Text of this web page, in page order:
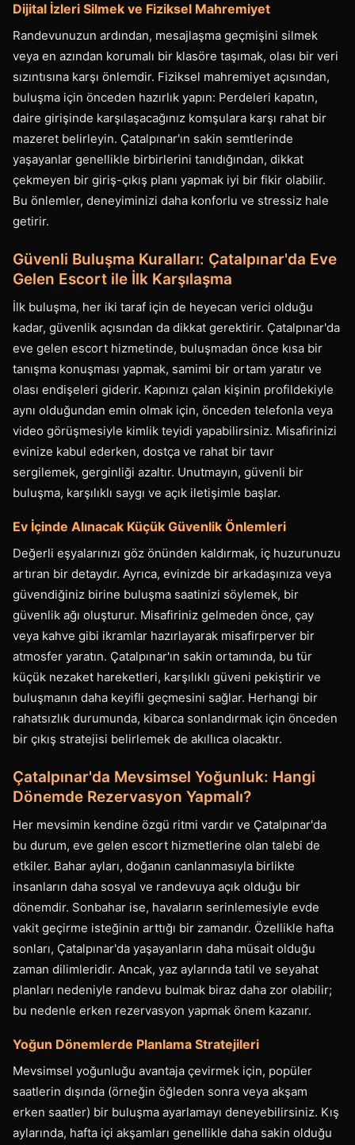
Dijital İzleri Silmek ve Fiziksel Mahremiyet
Randevunuzun ardından, mesajlaşma geçmişini silmek
veya en azından korumalı bir klasöre taşımak, olası bir veri
sızıntısına karşı önlemdir. Fiziksel mahremiyet açısından,
buluşma için önceden hazırlık yapın: Perdeleri kapatın,
daire girişinde karşılaşacağınız komşulara karşı rahat bir
mazeret belirleyin. Çatalpınar'ın sakin semtlerinde
yaşayanlar genellikle birbirlerini tanıdığından, dikkat
çekmeyen bir giriş-çıkış planı yapmak iyi bir fikir olabilir.
Bu önlemler, deneyiminizi daha konforlu ve stressiz hale
getirir.
Güvenli Buluşma Kuralları: Çatalpınar'da Eve
Gelen Escort ile İlk Karşılaşma
İlk buluşma, her iki taraf için de heyecan verici olduğu
kadar, güvenlik açısından da dikkat gerektirir. Çatalpınar'da
eve gelen escort hizmetinde, buluşmadan önce kısa bir
tanışma konuşması yapmak, samimi bir ortam yaratır ve
olası endişeleri giderir. Kapınızı çalan kişinin profildekiyle
aynı olduğundan emin olmak için, önceden telefonla veya
video görüşmesiyle kimlik teyidi yapabilirsiniz. Misafirinizi
evinize kabul ederken, dostça ve rahat bir tavır
sergilemek, gerginliği azaltır. Unutmayın, güvenli bir
buluşma, karşılıklı saygı ve açık iletişimle başlar.
Ev İçinde Alınacak Küçük Güvenlik Önlemleri
Değerli eşyalarınızı göz önünden kaldırmak, iç huzurunuzu
artıran bir detaydır. Ayrıca, evinizde bir arkadaşınıza veya
güvendiğiniz birine buluşma saatinizi söylemek, bir
güvenlik ağı oluşturur. Misafiriniz gelmeden önce, çay
veya kahve gibi ikramlar hazırlayarak misafirperver bir
atmosfer yaratın. Çatalpınar'ın sakin ortamında, bu tür
küçük nezaket hareketleri, karşılıklı güveni pekiştirir ve
buluşmanın daha keyifli geçmesini sağlar. Herhangi bir
rahatsızlık durumunda, kibarca sonlandırmak için önceden
bir çıkış stratejisi belirlemek de akıllıca olacaktır.
Çatalpınar'da Mevsimsel Yoğunluk: Hangi
Dönemde Rezervasyon Yapmalı?
Her mevsimin kendine özgü ritmi vardır ve Çatalpınar'da
bu durum, eve gelen escort hizmetlerine olan talebi de
etkiler. Bahar ayları, doğanın canlanmasıyla birlikte
insanların daha sosyal ve randevuya açık olduğu bir
dönemdir. Sonbahar ise, havaların serinlemesiyle evde
vakit geçirme isteğinin arttığı bir zamandır. Özellikle hafta
sonları, Çatalpınar'da yaşayanların daha müsait olduğu
zaman dilimleridir. Ancak, yaz aylarında tatil ve seyahat
planları nedeniyle randevu bulmak biraz daha zor olabilir;
bu nedenle erken rezervasyon yapmak önem kazanır.
Yoğun Dönemlerde Planlama Stratejileri
Mevsimsel yoğunluğu avantaja çevirmek için, popüler
saatlerin dışında (örneğin öğleden sonra veya akşam
erken saatler) bir buluşma ayarlamayı deneyebilirsiniz. Kış
aylarında, hafta içi akşamları genellikle daha sakin olduğu